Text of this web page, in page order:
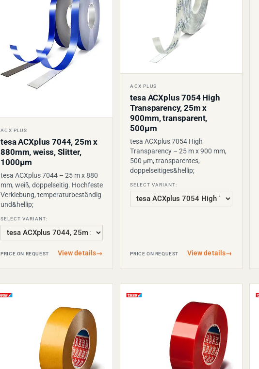
ACX PLUS
tesa ACXplus 7044, 25m x
880mm, weiss, Slitter,
1000µm
tesa ACXplus 7044 – 25 m x 880
mm, weiß, doppelseitig. Hochfeste
Verklebung, temperaturbeständig
und&hellip;
SELECT VARIANT:
PRICE ON REQUEST View details→
ACX PLUS
tesa ACXplus 7054 High
Transparency, 25m x
900mm, transparent,
500µm
tesa ACXplus 7054 High
Transparency – 25 m x 900 mm,
500 µm, transparentes,
doppelseitiges&hellip;
SELECT VARIANT:
PRICE ON REQUEST View details→